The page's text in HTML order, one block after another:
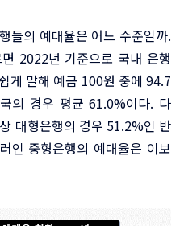
들의 예대율은 어느 수준일까.
2022년 기준으로 국내 은행
게 말해 예금 100원 중에 94.7
의 경우 평균 61.0%이다. 다
대형은행의 경우 51.2%인 반
인 중형은행의 예대율은 이보